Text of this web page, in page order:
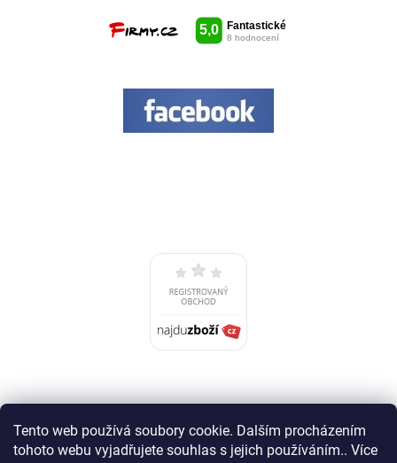
Tento web používá soubory cookie. Dalším procházením
tohoto webu vyjadřujete souhlas s jejich používáním.. Více